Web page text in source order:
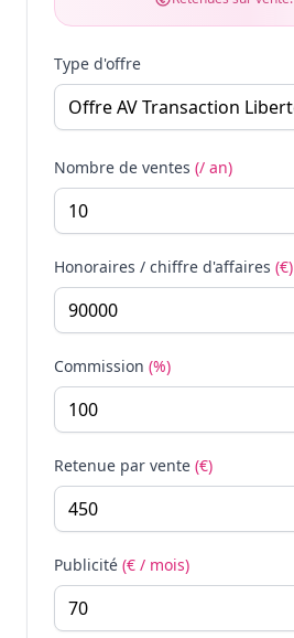
Type d'offre
Nombre de ventes (/ an)
Honoraires / chiffre d'affaires (€)
Commission (%)
Retenue par vente (€)
Publicité (€ / mois)